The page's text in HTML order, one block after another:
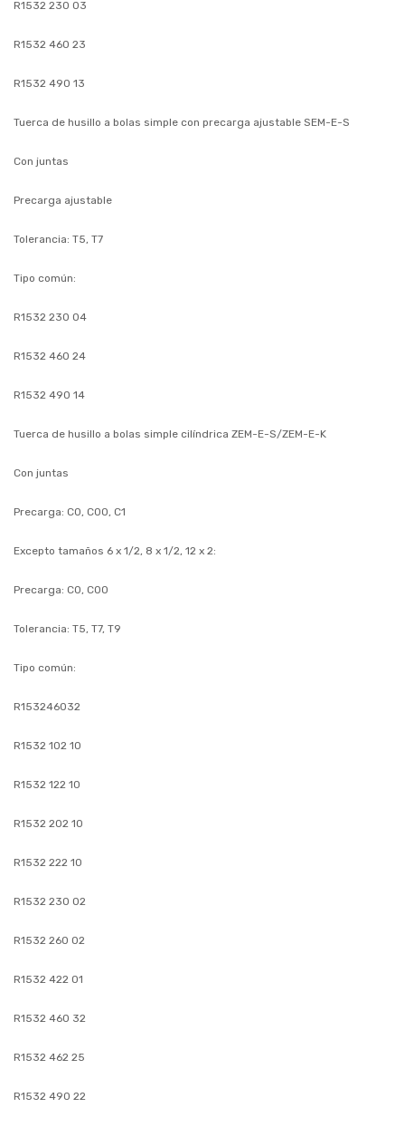
R1532 230 03
R1532 460 23
R1532 490 13
Tuerca de husillo a bolas simple con precarga ajustable SEM-E-S
Con juntas
Precarga ajustable
Tolerancia: T5, T7
Tipo común:
R1532 230 04
R1532 460 24
R1532 490 14
Tuerca de husillo a bolas simple cilíndrica ZEM-E-S/ZEM-E-K
Con juntas
Precarga: C0, C00, C1
Excepto tamaños 6 x 1/2, 8 x 1/2, 12 x 2:
Precarga: C0, C00
Tolerancia: T5, T7, T9
Tipo común:
R153246032
R1532 102 10
R1532 122 10
R1532 202 10
R1532 222 10
R1532 230 02
R1532 260 02
R1532 422 01
R1532 460 32
R1532 462 25
R1532 490 22